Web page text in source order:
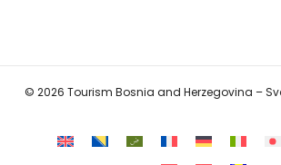
© 2026 Tourism Bosnia and Herzegovina –